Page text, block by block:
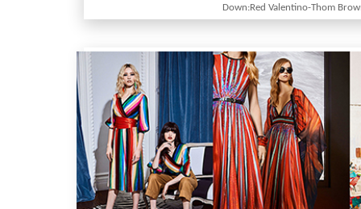
Down:Red Valentino-Thom